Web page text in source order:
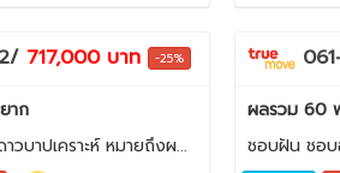
717,000 บาท -25%
าก
วบาปเคราะห์ หมายถึงผ...
ผลรวม 60
ชอบฝัน ชอบ